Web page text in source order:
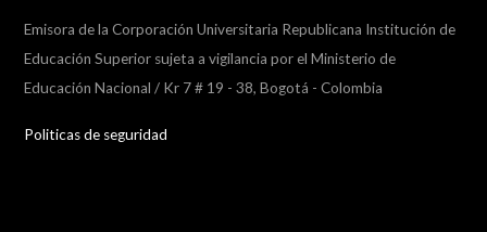
Emisora de la Corporación Universitaria Republicana Institución de
Educación Superior sujeta a vigilancia por el Ministerio de
Educación Nacional / Kr 7 # 19 - 38, Bogotá - Colombia
Politicas de seguridad